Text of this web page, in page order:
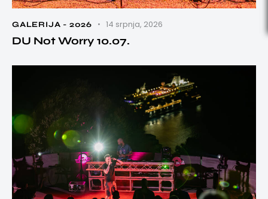
GALERIJA - 2026 14 srpnja, 2026
DU Not Worry 10.07.